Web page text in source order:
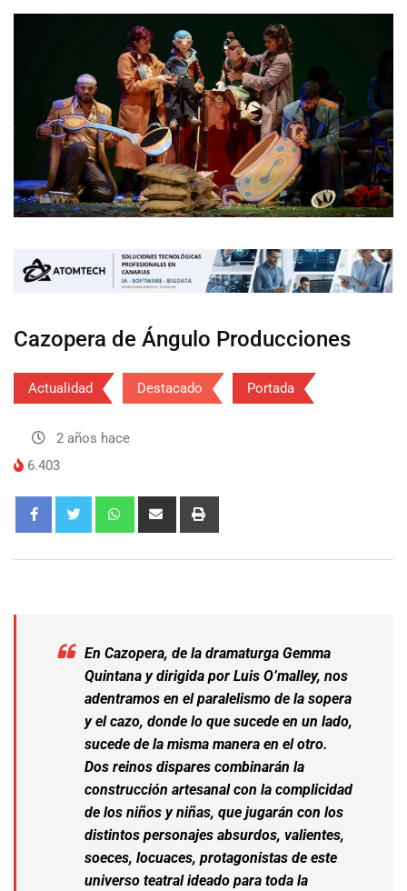
Cazopera de Ángulo Producciones
Actualidad Destacado Portada
2 años hace
6.403
En Cazopera, de la dramaturga Gemma
Quintana y dirigida por Luis O’malley, nos
adentramos en el paralelismo de la sopera
y el cazo, donde lo que sucede en un lado,
sucede de la misma manera en el otro.
Dos reinos dispares combinarán la
construcción artesanal con la complicidad
de los niños y niñas, que jugarán con los
distintos personajes absurdos, valientes,
soeces, locuaces, protagonistas de este
universo teatral ideado para toda la